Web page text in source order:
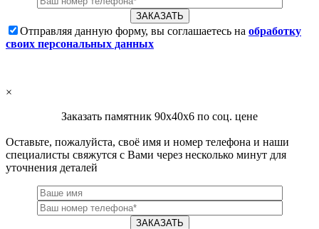
Отправляя данную форму, вы соглашаетесь на обработку
своих персональных данных
×
Заказать памятник 90х40х6 по соц. цене
Оставьте, пожалуйста, своё имя и номер телефона и наши
специалисты свяжутся с Вами через несколько минут для
уточнения деталей